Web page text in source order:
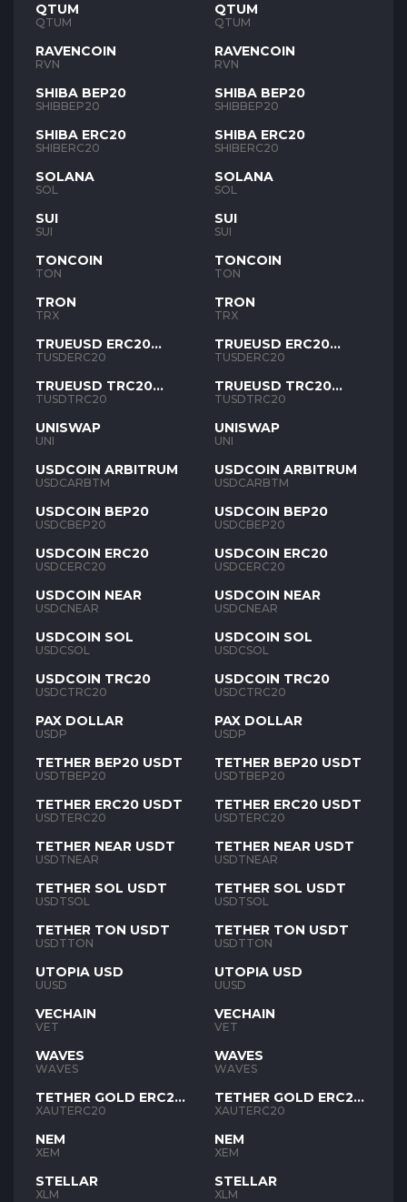
QTUM
QTUM
RAVENCOIN
RVN
SHIBA BEP20
SHIBBEP20
SHIBA ERC20
SHIBERC20
SOLANA
SOL
SUI
SUI
TONCOIN
TON
TRON
TRX
TRUEUSD ERC20
TUSD
TUSDERC20
TRUEUSD TRC20
TUSD
TUSDTRC20
UNISWAP
UNI
USDCOIN ARBITRUM
USDCARBTM
USDCOIN BEP20
USDCBEP20
USDCOIN ERC20
USDCERC20
USDCOIN NEAR
USDCNEAR
USDCOIN SOL
USDCSOL
USDCOIN TRC20
USDCTRC20
PAX DOLLAR
USDP
TETHER BEP20 USDT
USDTBEP20
TETHER ERC20 USDT
USDTERC20
TETHER NEAR USDT
USDTNEAR
TETHER SOL USDT
USDTSOL
TETHER TON USDT
USDTTON
UTOPIA USD
UUSD
VECHAIN
VET
WAVES
WAVES
TETHER GOLD ERC20
XAUT
XAUTERC20
NEM
XEM
STELLAR
XLM
QTUM
QTUM
RAVENCOIN
RVN
SHIBA BEP20
SHIBBEP20
SHIBA ERC20
SHIBERC20
SOLANA
SOL
SUI
SUI
TONCOIN
TON
TRON
TRX
TRUEUSD ERC20
TUSD
TUSDERC20
TRUEUSD TRC20
TUSD
TUSDTRC20
UNISWAP
UNI
USDCOIN ARBITRUM
USDCARBTM
USDCOIN BEP20
USDCBEP20
USDCOIN ERC20
USDCERC20
USDCOIN NEAR
USDCNEAR
USDCOIN SOL
USDCSOL
USDCOIN TRC20
USDCTRC20
PAX DOLLAR
USDP
TETHER BEP20 USDT
USDTBEP20
TETHER ERC20 USDT
USDTERC20
TETHER NEAR USDT
USDTNEAR
TETHER SOL USDT
USDTSOL
TETHER TON USDT
USDTTON
UTOPIA USD
UUSD
VECHAIN
VET
WAVES
WAVES
TETHER GOLD ERC20
XAUT
XAUTERC20
NEM
XEM
STELLAR
XLM